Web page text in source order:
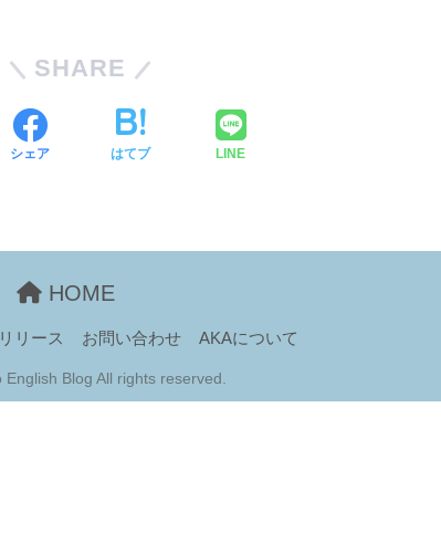
SHARE
シェア はてブ LINE
HOME
リース お問い合わせ AKAについて
Blog All rights reserved.